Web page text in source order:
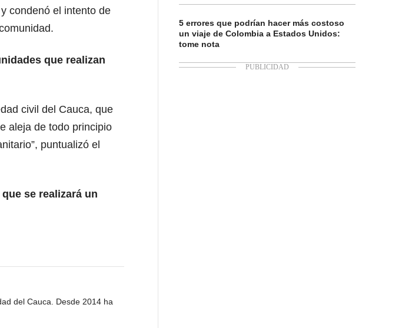
condenó el intento de
que realizan
civil del Cauca, que
aleja de todo principio
puntualizó el
se realizará un
del Cauca. Desde 2014 ha
5 errores que podrían hacer más costoso
un viaje de Colombia a Estados Unidos:
tome nota